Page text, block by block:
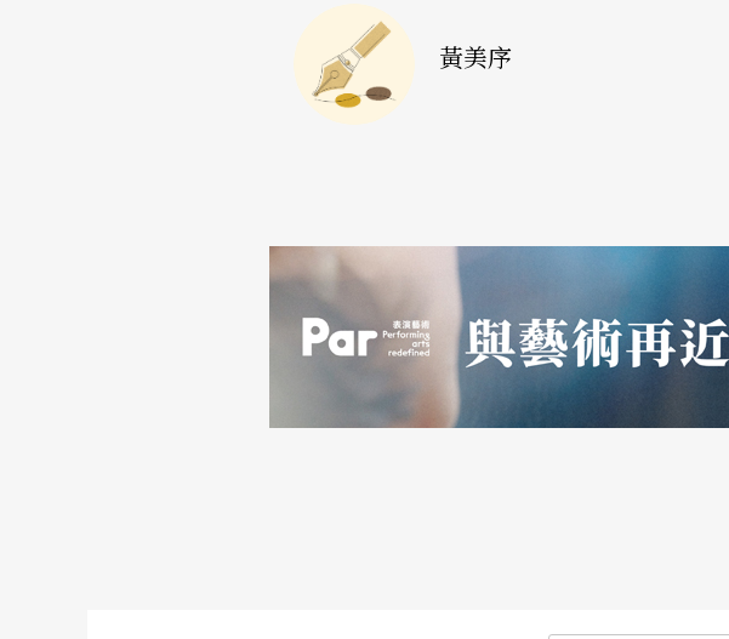
分向觀衆透露人物此時此地的心聲。而挿白，則是演員暫時脫離他
觀衆解說人物的行爲與心理。」（81）
是「以演員的身分對觀衆評論或解說他所扮演的人物的行為與心理
：你所謂的「劇場性」最重要的是否就是指「演員和觀衆的交流
也即是「劇場性」是建立在「演員和觀衆的交流」上？
黃美序